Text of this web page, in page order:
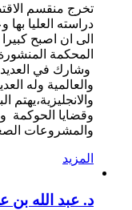
تخرج منقسم
دراسته العليا بها
الى ان اصبح
المحكمة
وشارك في العديد
والعالمية وله
والانجليزية،يهتم
وقضايا الحوكمة
والمشروعات
المزيد
د. عبد الله بن